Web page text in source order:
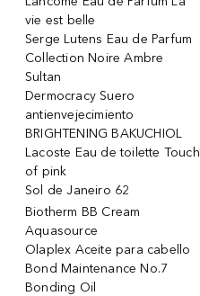
vie est belle
Serge Lutens Eau de Parfum
Collection Noire Ambre
Sultan
Dermocracy Suero
antienvejecimiento
BRIGHTENING BAKUCHIOL
Lacoste Eau de toilette Touch
of pink
Sol de Janeiro 62
Biotherm BB Cream
Aquasource
Olaplex Aceite para cabello
Bond Maintenance No.7
Bonding Oil